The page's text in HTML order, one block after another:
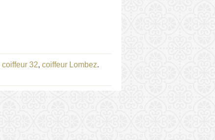
coiffeur 32, coiffeur Lombez.